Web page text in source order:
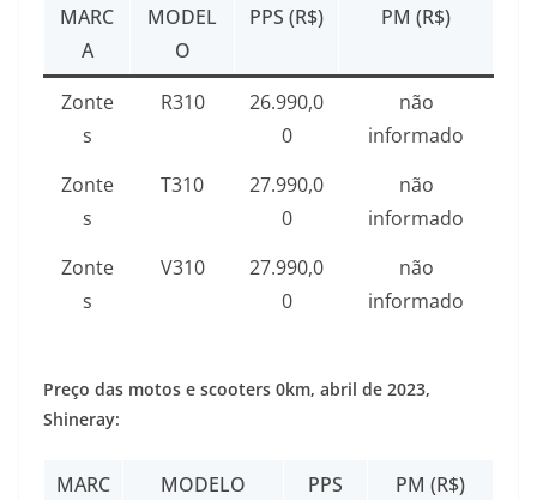
MARC
A
MODEL
O
PPS (R$) PM (R$)
Zonte
s
R310
26.990,0
0
não
informado
Zonte
s
T310
27.990,0
0
não
informado
Zonte
s
V310
27.990,0
0
não
informado
Preço das motos e scooters 0km, abril de 2023,
Shineray:
MARC
MODELO
PPS
PM (R$)